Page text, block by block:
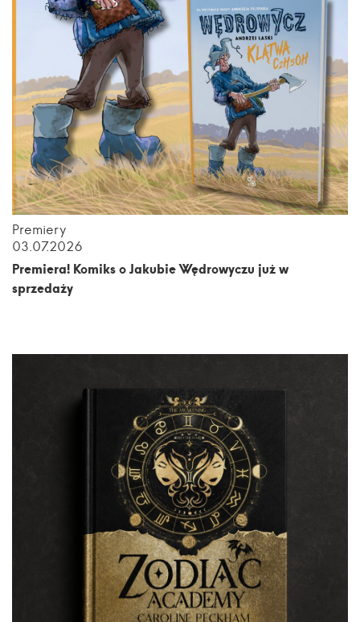
Premiery
03.07.2026
Premiera! Komiks o Jakubie Wędrowyczu już w
sprzedaży